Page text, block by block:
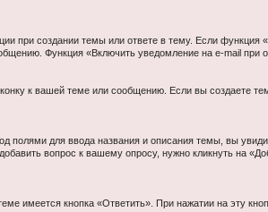
при создании темы или ответе в тему. Если
Функция «Включить уведомление на e-mail при
к вашей теме или сообщению. Если вы создаете
полями для ввода названия и описания темы, вы
вопрос к вашему опросу, нужно кликнуть на
имеется кнопка «Ответить». При нажатии на эту